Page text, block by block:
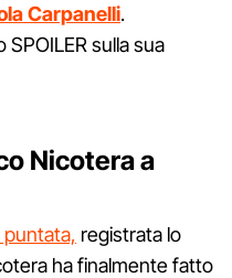
Carpanelli.
sulla sua
Nicotera a
puntata, registrata lo
ha finalmente fatto